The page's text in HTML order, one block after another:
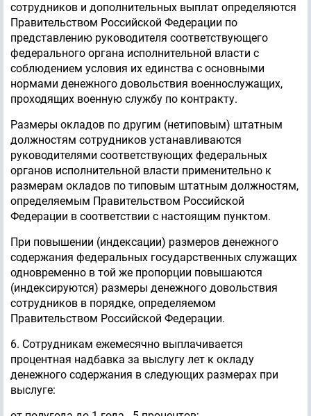
сотрудников и дополнительных выплат определяются
Правительством Российской Федерации по
представлению руководителя соответствующего
федерального органа исполнительной власти с
соблюдением условия их единства с основными
нормами денежного довольствия военнослужащих,
проходящих военную службу по контракту.
Размеры окладов по другим (нетиповым) штатным
должностям сотрудников устанавливаются
руководителями соответствующих федеральных
органов исполнительной власти применительно к
размерам окладов по типовым штатным должностям,
определяемым Правительством Российской
Федерации в соответствии с настоящим пунктом.
При повышении (индексации) размеров денежного
содержания федеральных государственных служащих
одновременно в той же пропорции повышаются
(индексируются) размеры денежного довольствия
сотрудников в порядке, определяемом
Правительством Российской Федерации.
6. Сотрудникам ежемесячно выплачивается
процентная надбавка за выслугу лет к окладу
денежного содержания в следующих размерах при
выслуге: